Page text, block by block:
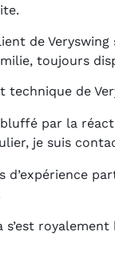
de
toujours
technique de
par la
je suis
d’expérience
s’est